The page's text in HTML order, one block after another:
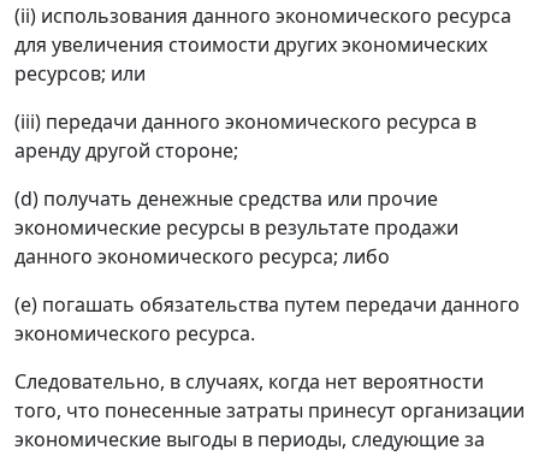
(ii) использования данного экономического ресурса
для увеличения стоимости других экономических
ресурсов; или
(iii) передачи данного экономического ресурса в
аренду другой стороне;
(d) получать денежные средства или прочие
экономические ресурсы в результате продажи
данного экономического ресурса; либо
(e) погашать обязательства путем передачи данного
экономического ресурса.
Следовательно, в случаях, когда нет вероятности
того, что понесенные затраты принесут организации
экономические выгоды в периоды, следующие за